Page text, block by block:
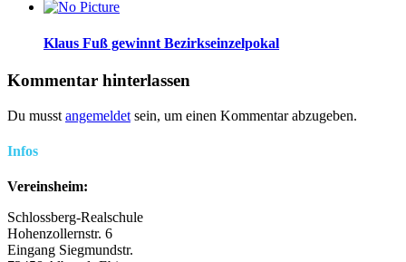
Klaus Fuß gewinnt Bezirkseinzelpokal
Kommentar hinterlassen
Du musst angemeldet sein, um einen Kommentar abzugeben.
Infos
Vereinsheim:
Schlossberg-Realschule
Hohenzollernstr. 6
Eingang Siegmundstr.